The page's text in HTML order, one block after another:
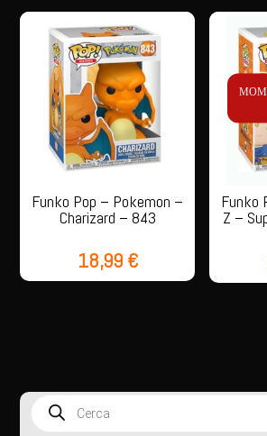
Funko Pop – Pokemon –
Charizard – 843
18,99 €
Funko
Z –
search